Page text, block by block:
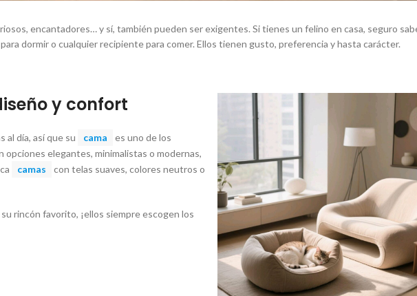
encantadores… y sí, también pueden ser exigentes. Si tienes un felino en casa, seguro
dormir o cualquier recipiente para comer. Ellos tienen gusto, preferencia y hasta carácter.
y confort
al día, así que su cama
es uno de los
elegantes, minimalistas o modernas,
camas
con telas suaves, colores neutros o
rincón favorito, ¡ellos siempre escogen los